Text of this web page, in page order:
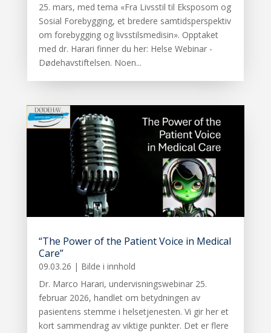
25. mars, med tema «Fra Livsstil til Eksposom og
Sosial Forebygging, et bredere samtidsperspektiv
om forebygging og livsstilsmedisin». Opptaket
med dr. Harari finner du her: Helse Webinar -
Dødehavstiftelsen. Noen...
“The Power of the Patient Voice in Medical
Care”
09.03.26 | Bilde i innhold
Dr. Marco Harari, undervisningswebinar 25.
februar 2026, handlet om betydningen av
pasientens stemme i helsetjenesten. Vi gir her et
kort sammendrag av viktige punkter. Det er flere